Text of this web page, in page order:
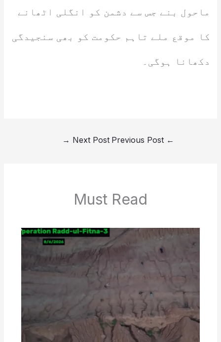
ماحول بنے جس سے دشمن کو انگلی اٹھانے
کا موقع ملے تاہم حکومت کو بھی سنجیدگی
دکھانا ہوگی۔
←
Next Post
→
Must Read